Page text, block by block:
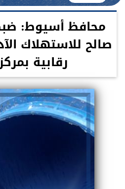
محافظ أسيوط:
صالح للاستهلاك
رقابية